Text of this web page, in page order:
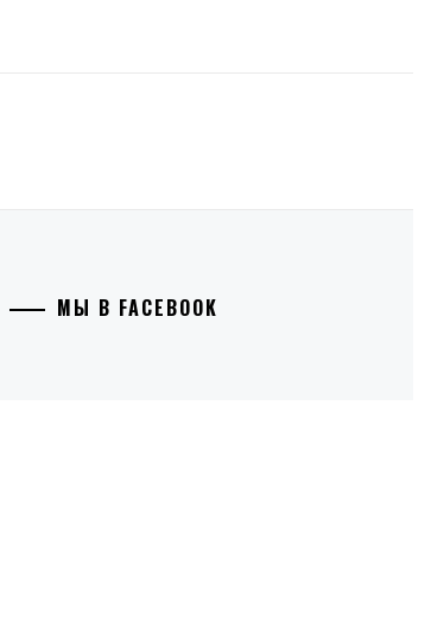
МЫ В FACEBOOK